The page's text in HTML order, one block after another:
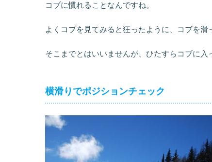
コブに慣れることなんですね。
よくコブを見てみると狂ったように、コブを滑
そこまでとはいいませんが、ひたすらコブに入
横滑りでポジションチェック